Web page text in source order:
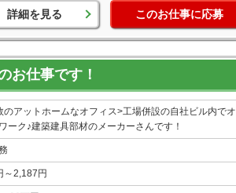
詳細を見る このお仕事に応募
お仕事です！
のアットホームなオフィス>工場併設の自社ビル内でオ
ーク♪建築建具部材のメーカーさんです！
～2,187円